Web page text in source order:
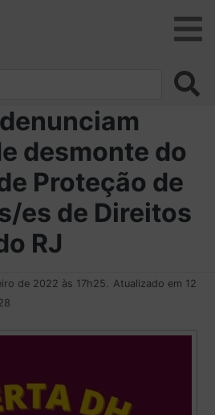
desmonte do
Proteção de
es de Direitos
RJ
de 2022 às 17h25.
Atualizado em 12